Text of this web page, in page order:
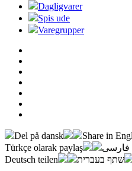
Dagligvarer
Spis ude
Varegrupper
Del på dansk Share in
Türkçe olarak paylaş
فارسی
Deutsch teilen
שתף בעברית